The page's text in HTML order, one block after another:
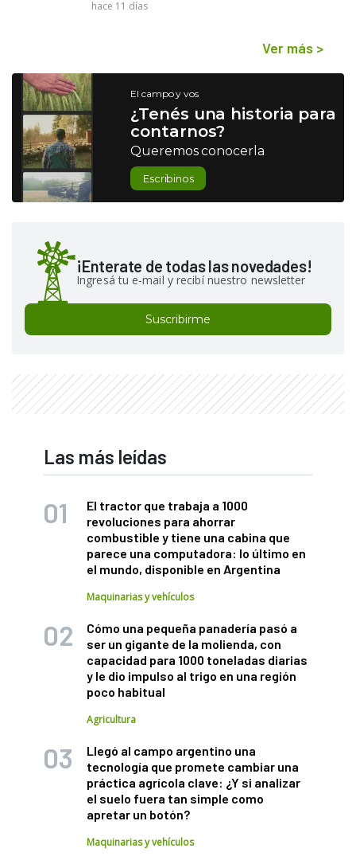
hace 11 días
Ver más >
El campo y vos
¿Tenés una historia para
contarnos?
Queremos conocerla
Escribinos
¡Enterate de todas las novedades!
Ingresá tu e-mail y recibí nuestro newsletter
Suscribirme
Las más leídas
El tractor que trabaja a 1000
revoluciones para ahorrar
combustible y tiene una cabina que
parece una computadora: lo último en
el mundo, disponible en Argentina
Maquinarias y vehículos
Cómo una pequeña panadería pasó a
ser un gigante de la molienda, con
capacidad para 1000 toneladas diarias
y le dio impulso al trigo en una región
poco habitual
Agricultura
Llegó al campo argentino una
tecnología que promete cambiar una
práctica agrícola clave: ¿Y si analizar
el suelo fuera tan simple como
apretar un botón?
Maquinarias y vehículos